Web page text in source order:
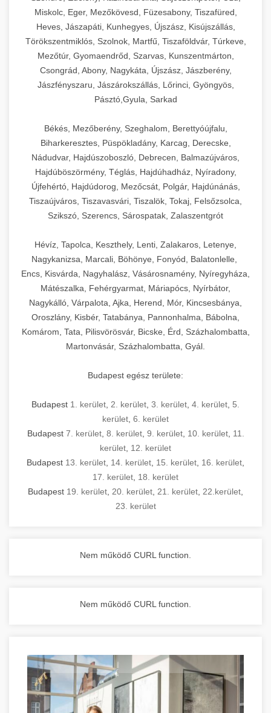
Miskolc, Eger, Mezőkövesd, Füzesabony, Tiszafüred,
Heves, Jászapáti, Kunhegyes, Újszász, Kisújszállás,
Törökszentmiklós, Szolnok, Martfű, Tiszaföldvár, Túrkeve,
Mezőtúr, Gyomaendrőd, Szarvas, Kunszentmárton,
Csongrád, Abony, Nagykáta, Újszász, Jászberény,
Jászfényszaru, Jászárokszállás, Lőrinci, Gyöngyös,
Pásztó,Gyula, Sarkad
Békés, Mezőberény, Szeghalom, Berettyóújfalu,
Biharkeresztes, Püspökladány, Karcag, Derecske,
Nádudvar, Hajdúszoboszló, Debrecen, Balmazújváros,
Hajdúböszörmény, Téglás, Hajdúhadház, Nyíradony,
Újfehértó, Hajdúdorog, Mezőcsát, Polgár, Hajdúnánás,
Tiszaújváros, Tiszavasvári, Tiszalök, Tokaj, Felsőzsolca,
Szikszó, Szerencs, Sárospatak, Zalaszentgrót
Hévíz, Tapolca, Keszthely, Lenti, Zalakaros, Letenye,
Nagykanizsa, Marcali, Böhönye, Fonyód, Balatonlelle,
Encs, Kisvárda, Nagyhalász, Vásárosnamény, Nyíregyháza,
Mátészalka, Fehérgyarmat, Máriapócs, Nyírbátor,
Nagykálló, Várpalota, Ajka, Herend, Mór, Kincsesbánya,
Oroszlány, Kisbér, Tatabánya, Pannonhalma, Bábolna,
Komárom, Tata, Pilisvörösvár, Bicske, Érd, Százhalombatta,
Martonvásár, Százhalombatta, Gyál.
Budapest egész területe:
Budapest 1. kerület 2. kerület 3. kerület 4. kerület 5.
kerület 6. kerület
Budapest 7. kerület, 8. kerület, 9. kerület, 10. kerület, 11.
kerület 12. kerület
Budapest 13. kerület 14. kerület 15. kerület 16. kerület
17. kerület 18. kerület
Budapest 19. kerület 20. kerület 21. kerület 22.kerület
23. kerület
Nem működő CURL function.
Nem működő CURL function.